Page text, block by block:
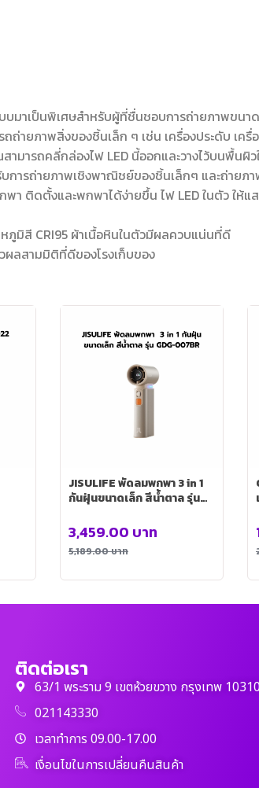
บมาเป็นพิเศษสำหรับผู้ที่ชื่นชอบการถ่ายภาพขนา
ถ่ายภาพสิ่งของชิ้นเล็ก ๆ เช่น เครื่องประดับ เครื่
ามารถคลี่กล่องไฟ LED นี้ออกและวางไว้บนพื้นผิ
การถ่ายภาพเชิงพาณิชย์ของชิ้นเล็กๆ และถ่าย
ติดตั้งและพกพาได้ง่ายขึ้น ไฟ LED ในตัว ให้แส
ภูมิสี CRI95 ผ้าเนื้อหินในตัวมีผลควบแน่นที่ดี
ผลสามมิติที่ดีของโรงเก็บของ
JISULIFE พัดลมพกพา 3 in 1
กันฝุ่นขนาดเล็ก สีน้ำตาล รุ่น
5,189.00บาท
3,459.00 บาท
ติดต่อเรา
63/1 พระราม 9 เขตห้วยขวาง กรุงเทพ
021143330
เวลาทำการ 09.00-17.00
เงื่อนไขในการเปลี่ยนคืนสินค้า